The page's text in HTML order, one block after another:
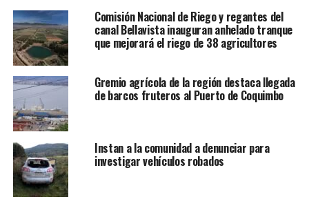
Comisión Nacional de Riego y regantes del
canal Bellavista inauguran anhelado tranque
que mejorará el riego de 38 agricultores
Gremio agrícola de la región destaca llegada
de barcos fruteros al Puerto de Coquimbo
Instan a la comunidad a denunciar para
investigar vehículos robados